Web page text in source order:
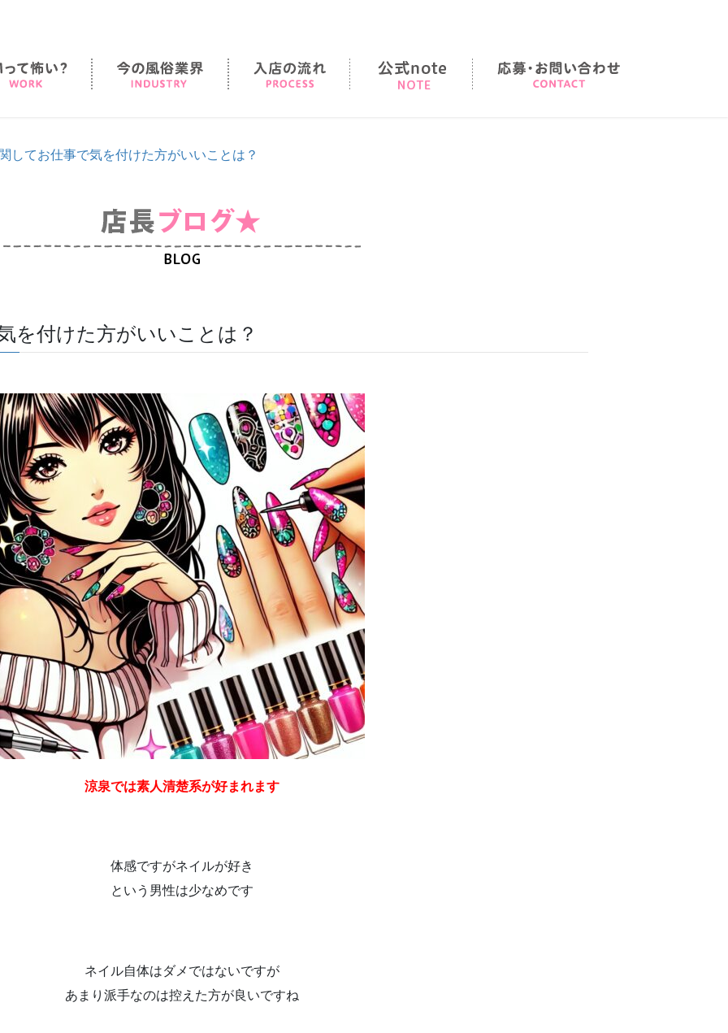
SMって怖い？ 今の風俗業界 入店の順序 note
してお仕事で気を付けた方がいいことは？
を付けた方がいいことは？
涼泉では素人清楚系が好まれます
体感ですがネイルが好き
という男性は少なめです
ネイル自体はダメではないですが
あまり派手なのは控えた方が良いですね